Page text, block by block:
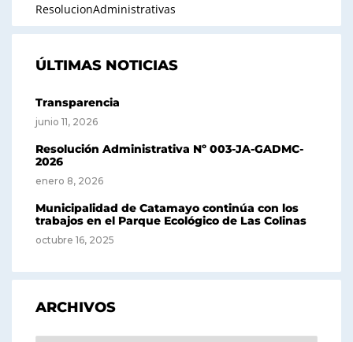
ResolucionAdministrativas
ÚLTIMAS NOTICIAS
Transparencia
junio 11, 2026
Resolución Administrativa Nº 003-JA-GADMC-
2026
enero 8, 2026
Municipalidad de Catamayo continúa con los
trabajos en el Parque Ecológico de Las Colinas
octubre 16, 2025
ARCHIVOS